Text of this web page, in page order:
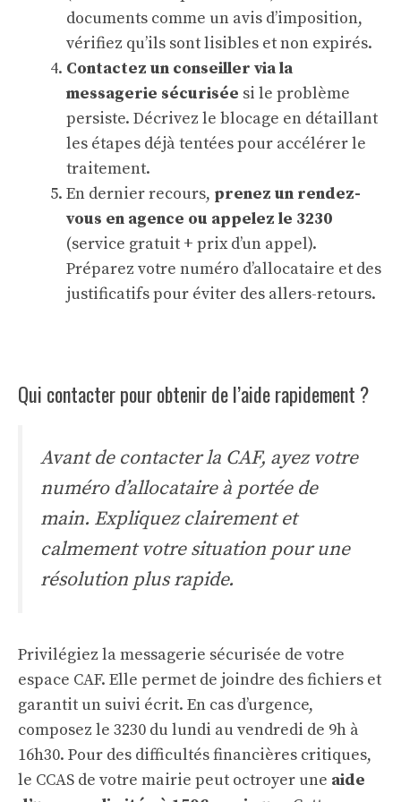
documents comme un avis d’imposition,
vérifiez qu’ils sont lisibles et non expirés.
Contactez un conseiller via la
messagerie sécurisée si le problème
persiste. Décrivez le blocage en détaillant
les étapes déjà tentées pour accélérer le
traitement.
En dernier recours, prenez un rendez-
vous en agence ou appelez le 3230
(service gratuit + prix d’un appel).
Préparez votre numéro d’allocataire et des
justificatifs pour éviter des allers-retours.
Qui contacter pour obtenir de l’aide rapidement ?
Avant de contacter la CAF, ayez votre
numéro d’allocataire à portée de
main. Expliquez clairement et
calmement votre situation pour une
résolution plus rapide.
Privilégiez la messagerie sécurisée de votre
espace CAF. Elle permet de joindre des fichiers et
garantit un suivi écrit. En cas d’urgence,
composez le 3230 du lundi au vendredi de 9h à
16h30. Pour des difficultés financières critiques,
le CCAS de votre mairie peut octroyer une aide